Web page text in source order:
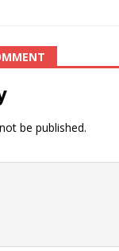
be published.